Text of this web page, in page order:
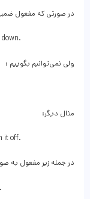
در صورتی که مفعول
ولی نمی‌توانیم بگوییم :
مثال دیگر:
it off.
در جمله زیر مفعول به